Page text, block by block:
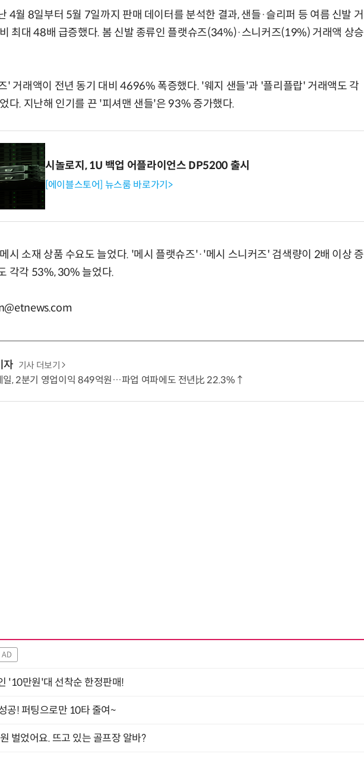
4월 8일부터 5월 7일까지 판매 데이터를 분석한 결과, 샌들·슬리퍼 등 여름 신발 거
최대 48배 급증했다. 봄 신발 종류인 플랫슈즈(34%)·스니커즈(19%) 거래액 상승
' 거래액이 전년 동기 대비 4696% 폭증했다. '웨지 샌들'과 '플리플랍' 거래액도 각
다. 지난해 인기를 끈 '피셔맨 샌들'은 93% 증가했다.
시놀로지, 1U 백업 어플라이언스 DP5200 출시
[에이블스토어] 뉴스룸 바로가기>
시 소재 상품 수요도 늘었다. '메시 플랫슈즈'·'메시 스니커즈' 검색량이 2배 이상 증
각각 53%, 30% 늘었다.
자 기사 더보기
일, 2분기 영업이익 849억원…파업 여파에도 전년比 22.3%↑
AD
'10만원'대 선착순 한정판매!
! 퍼팅으로만 10타 줄여~
벌었어요. 뜨고 있는 골프장 알바?